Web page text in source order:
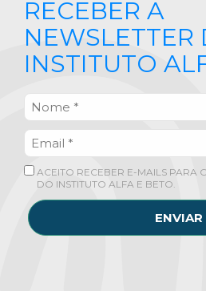
RECEBER A
NEWSLETTER
INSTITUTO
ACEITO RECEBER E-MAILS PARA
DO INSTITUTO ALFA E BETO.
ENVIAR